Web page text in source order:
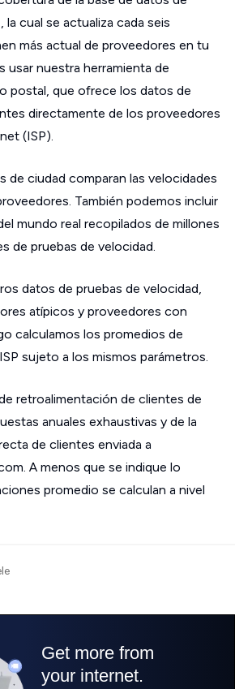
cual se actualiza cada seis
más actual de proveedores en tu
usar nuestra herramienta de
postal, que ofrece los datos de
directamente de los proveedores
(ISP).
de ciudad comparan las velocidades
También podemos incluir
mundo real recopilados de millones
de pruebas de velocidad.
datos de pruebas de velocidad,
atípicos y proveedores con
calculamos los promedios de
sujeto a los mismos parámetros.
retroalimentación de clientes de
anuales exhaustivas y de la
de clientes enviada a
A menos que se indique lo
promedio se calculan a nivel